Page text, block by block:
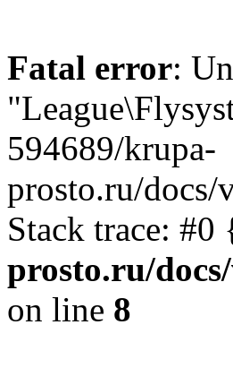
Fatal error:
594689/krupa-
prosto.ru/docs/
Stack trace:
prosto.ru/
on line 8